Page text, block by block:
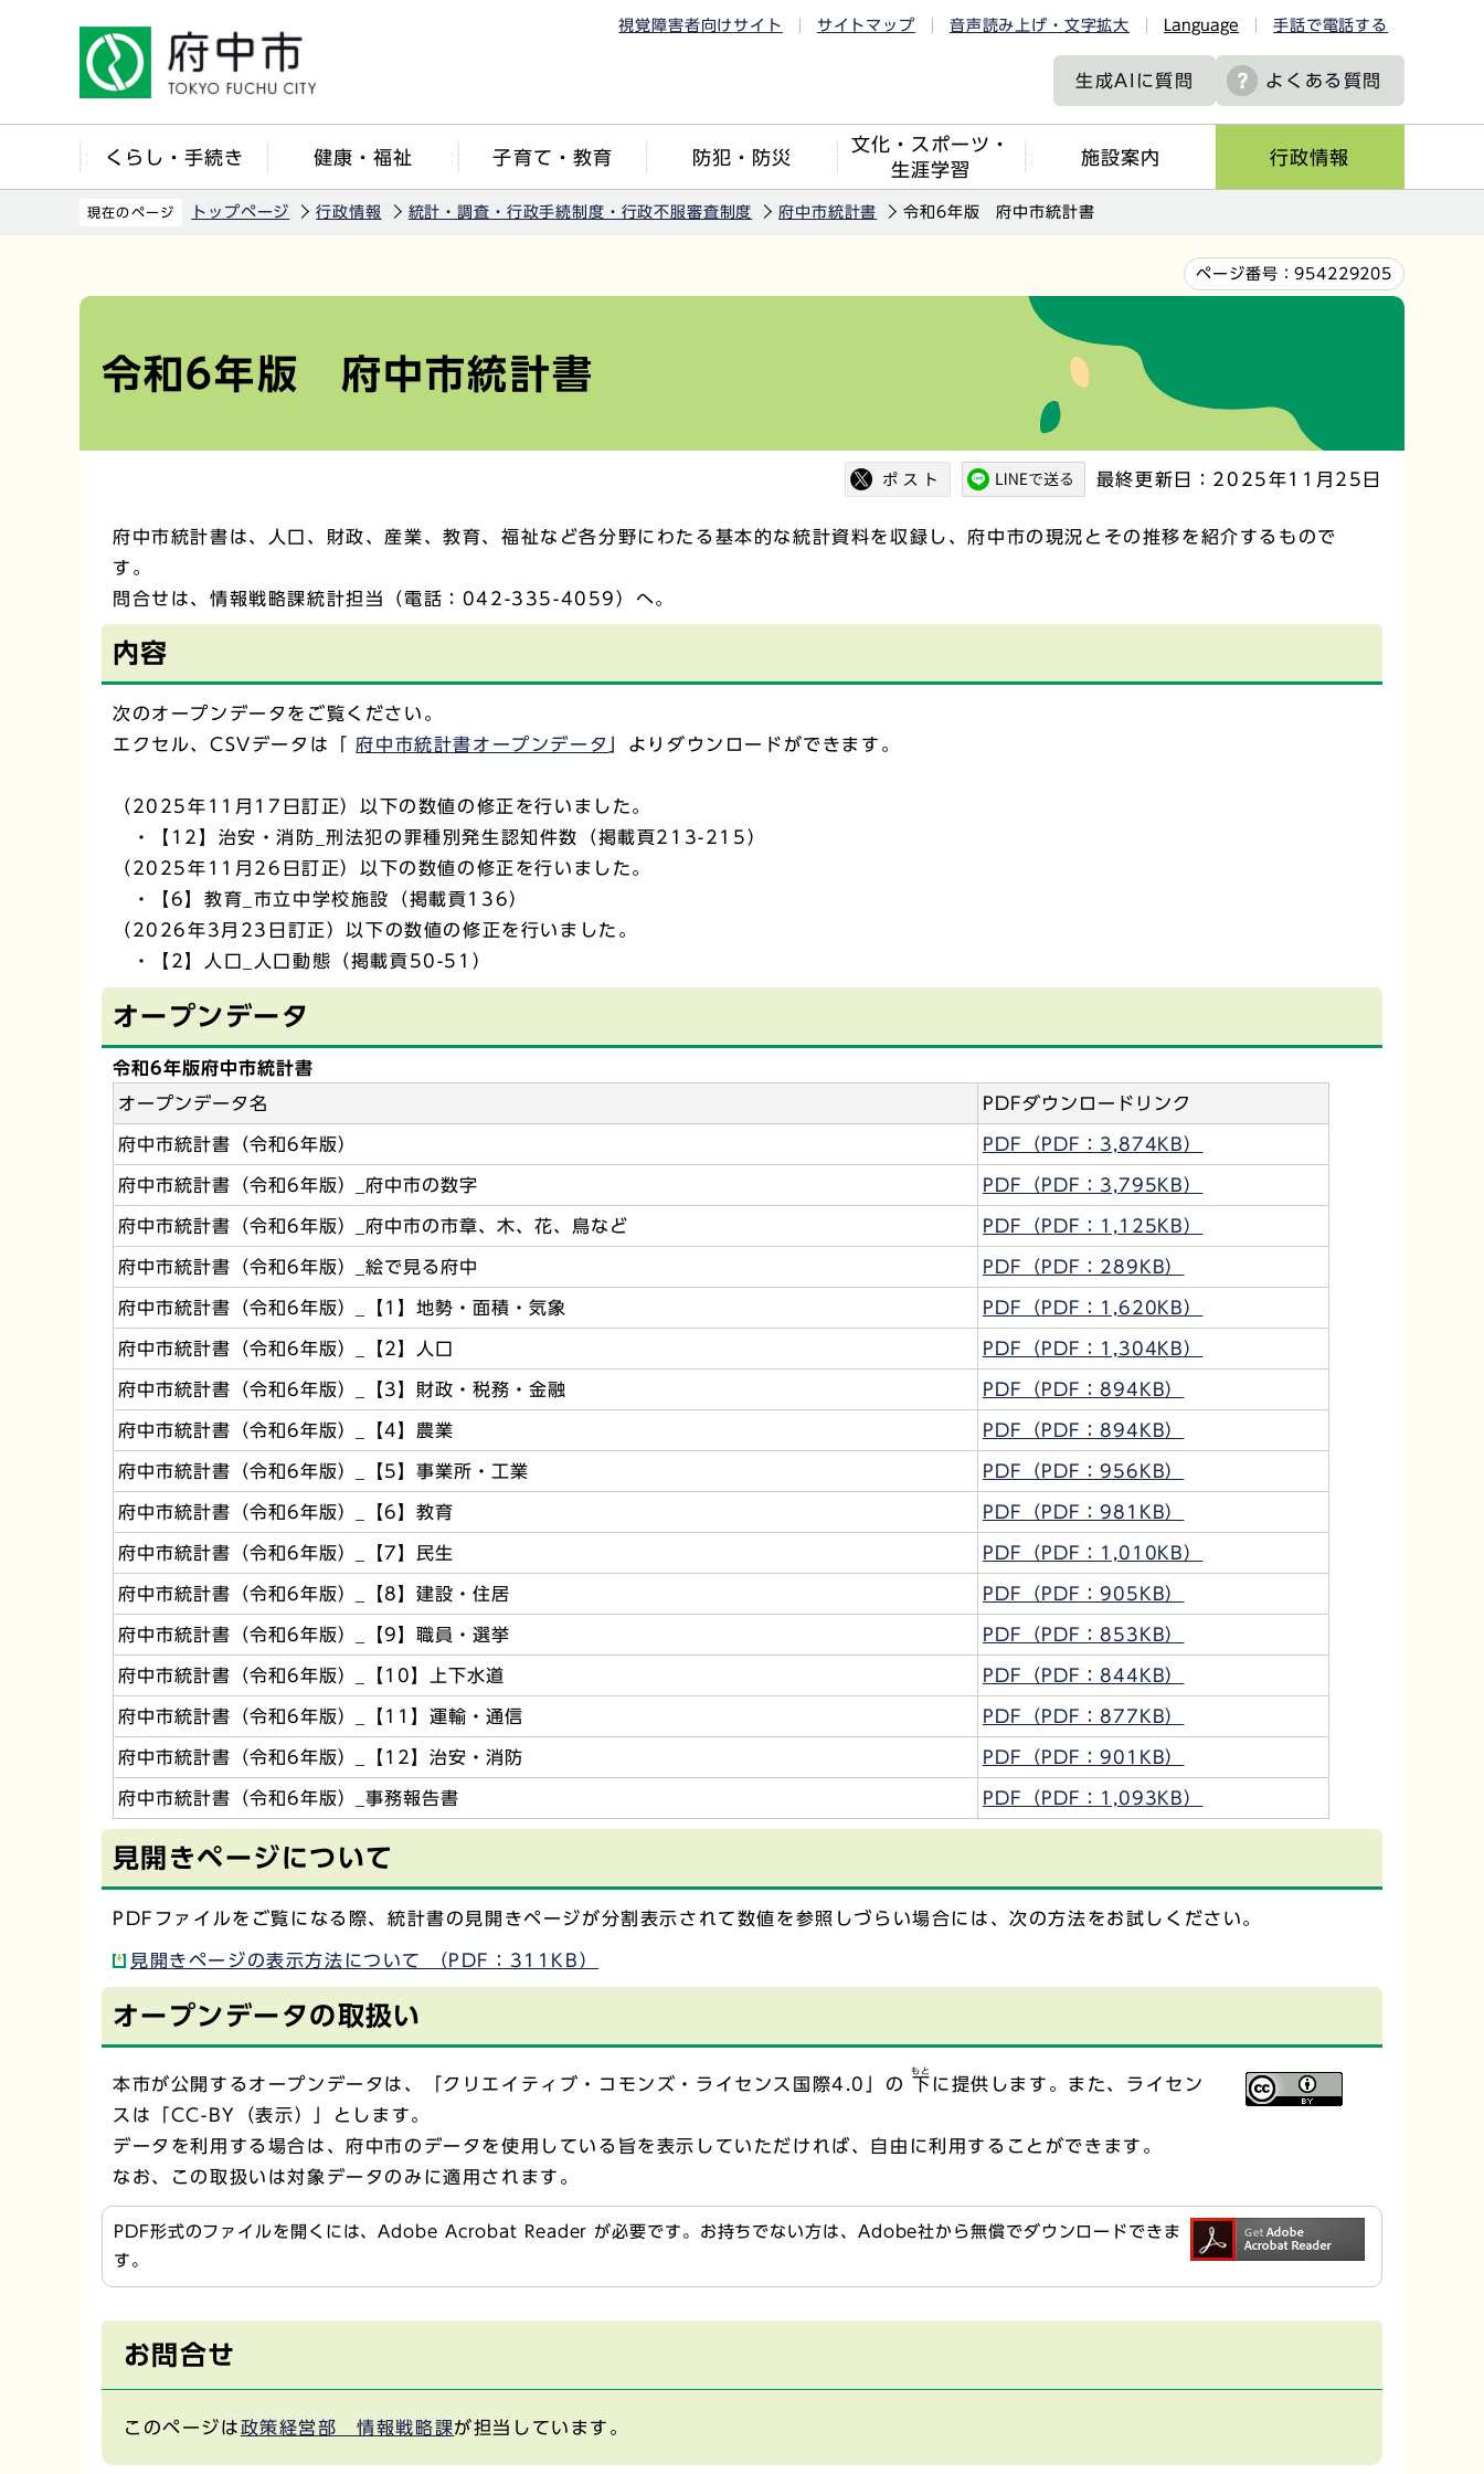
視覚障害者向けサイト サイトマップ 音声読み上げ・文字拡大 Language 手話で電話する
生成AIに質問 よくある質問
くらし・手続き 健康・福祉 子育て・教育 防犯・防災
文化・スポーツ・
生涯学習
施設案内 行政情報
現在のページ トップページ 行政情報 統計・調査・行政手続制度・行政不服審査制度 府中市統計書 令和6年版 府中市統計書
ページ番号：954229205
令和6年版 府中市統計書
最終更新日：2025年11月25日
府中市統計書は、人口、財政、産業、教育、福祉など各分野にわたる基本的な統計資料を収録し、府中市の現況とその推移を紹介するもので
す。
問合せは、情報戦略課統計担当（電話：042-335-4059）へ。
内容
次のオープンデータをご覧ください。
エクセル、CSVデータは「 府中市統計書オープンデータ 」よりダウンロードができます。
（2025年11月17日訂正）以下の数値の修正を行いました。
・【12】治安・消防_刑法犯の罪種別発生認知件数（掲載頁213-215）
（2025年11月26日訂正）以下の数値の修正を行いました。
・【6】教育_市立中学校施設（掲載貢136）
（2026年3月23日訂正）以下の数値の修正を行いました。
・【2】人口_人口動態（掲載貢50-51）
オープンデータ
令和6年版府中市統計書
オープンデータ名
PDFダウンロードリンク
府中市統計書（令和6年版） PDF（PDF：3,874KB）
府中市統計書（令和6年版）_府中市の数字 PDF（PDF：3,795KB）
府中市統計書（令和6年版）_府中市の市章、木、花、鳥など PDF（PDF：1,125KB）
府中市統計書（令和6年版）_絵で見る府中 PDF（PDF：289KB）
府中市統計書（令和6年版）_【1】地勢・面積・気象 PDF（PDF：1,620KB）
府中市統計書（令和6年版）_【2】人口 PDF（PDF：1,304KB）
府中市統計書（令和6年版）_【3】財政・税務・金融 PDF（PDF：894KB）
府中市統計書（令和6年版）_【4】農業 PDF（PDF：894KB）
府中市統計書（令和6年版）_【5】事業所・工業 PDF（PDF：956KB）
府中市統計書（令和6年版）_【6】教育 PDF（PDF：981KB）
府中市統計書（令和6年版）_【7】民生 PDF（PDF：1,010KB）
府中市統計書（令和6年版）_【8】建設・住居 PDF（PDF：905KB）
府中市統計書（令和6年版）_【9】職員・選挙 PDF（PDF：853KB）
府中市統計書（令和6年版）_【10】上下水道 PDF（PDF：844KB）
府中市統計書（令和6年版）_【11】運輸・通信 PDF（PDF：877KB）
府中市統計書（令和6年版）_【12】治安・消防 PDF（PDF：901KB）
府中市統計書（令和6年版）_事務報告書 PDF（PDF：1,093KB）
見開きページについて
PDFファイルをご覧になる際、統計書の見開きページが分割表示されて数値を参照しづらい場合には、次の方法をお試しください。
見開きページの表示方法について （PDF：311KB）
オープンデータの取扱い
本市が公開するオープンデータは、「クリエイティブ・コモンズ・ライセンス国際4.0」の 下
もと
に提供します。また、ライセン
スは「CC-BY（表示）」とします。
データを利用する場合は、府中市のデータを使用している旨を表示していただければ、自由に利用することができます。
なお、この取扱いは対象データのみに適用されます。
PDF形式のファイルを開くには、Adobe Acrobat Reader が必要です。お持ちでない方は、Adobe社から無償でダウンロードできま
す。
お問合せ
このページは政策経営部 情報戦略課が担当しています。